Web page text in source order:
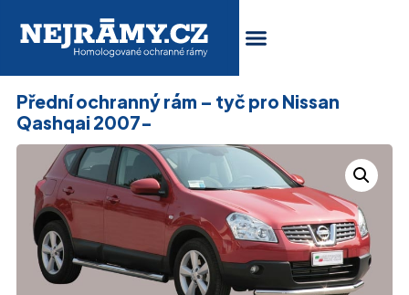
Přední ochranný rám – tyč pro Nissan
Qashqai 2007-